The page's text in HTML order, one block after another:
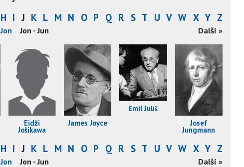
H I J K L M N O P Q R S T U V W X Y Z
Jon - Jun Další »
Eidži
Jošikawa
James Joyce
Emil Juliš
Josef
Jungmann
H I J K L M N O P Q R S T U V W X Y Z
Jon - Jun Další »